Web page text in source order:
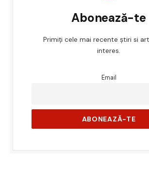
Abonează-te
Primiți cele mai recente știri si
interes.
Email